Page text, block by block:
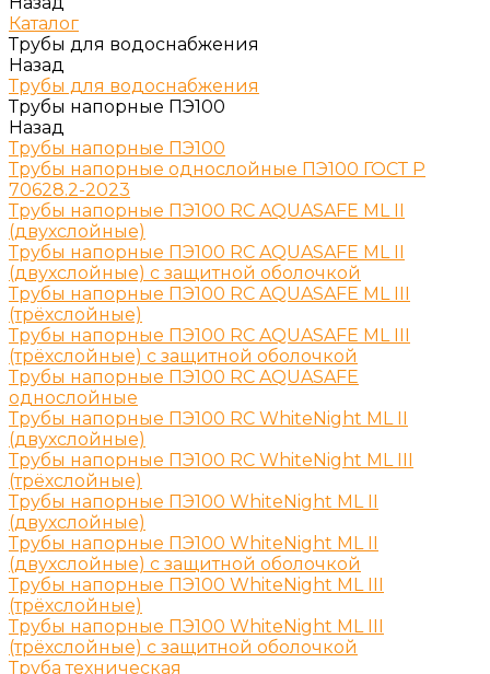
Каталог
Трубы для водоснабжения
Назад
Трубы для водоснабжения
Трубы напорные ПЭ100
Назад
Трубы напорные ПЭ100
Трубы напорные однослойные ПЭ100 ГОСТ Р
70628.2-2023
Трубы напорные ПЭ100 RC AQUASAFE ML II
(двухслойные)
Трубы напорные ПЭ100 RC AQUASAFE ML II
(двухслойные) с защитной оболочкой
Трубы напорные ПЭ100 RC AQUASAFE ML III
(трёхслойные)
Трубы напорные ПЭ100 RC AQUASAFE ML III
(трёхслойные) с защитной оболочкой
Трубы напорные ПЭ100 RC AQUASAFE
однослойные
Трубы напорные ПЭ100 RC WhiteNight ML II
(двухслойные)
Трубы напорные ПЭ100 RC WhiteNight ML III
(трёхслойные)
Трубы напорные ПЭ100 WhiteNight ML II
(двухслойные)
Трубы напорные ПЭ100 WhiteNight ML II
(двухслойные) с защитной оболочкой
Трубы напорные ПЭ100 WhiteNight ML III
(трёхслойные)
Трубы напорные ПЭ100 WhiteNight ML III
(трёхслойные) с защитной оболочкой
Труба техническая